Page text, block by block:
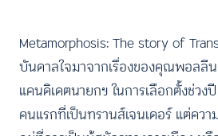
Metamorphosis: The story of
บันดาลใจมาจากเรื่องของคุณพอลลี
แคนดิเดตนายกฯ ในการเลือกตั้งช่วง
คนแรกที่เป็นทรานส์เจนเดอร์ แต่ควา